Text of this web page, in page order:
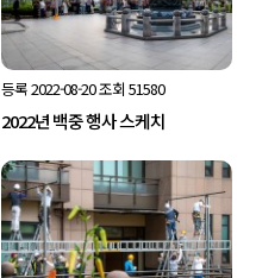
등록2022-08-20조회 51580
2022년 백중 행사 스케치